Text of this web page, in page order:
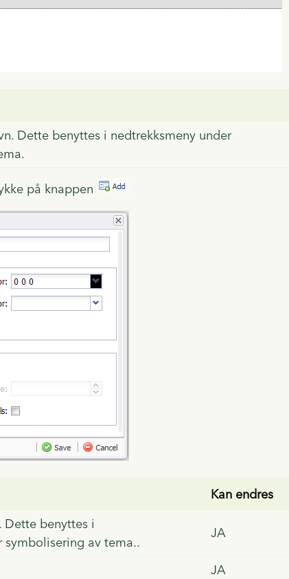
Dette benyttes i nedtrekksmeny under
på knappen
Kan endres
Dette benyttes i
symbolisering av tema..
JA
JA